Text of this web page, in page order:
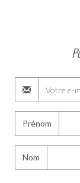
Prénom
Nom